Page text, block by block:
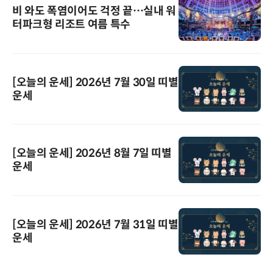
비 와도 폭염이어도 걱정 끝…실내 워
터파크형 리조트 여름 특수
[오늘의 운세] 2026년 7월 30일 띠별
운세
[오늘의 운세] 2026년 8월 7일 띠별
운세
[오늘의 운세] 2026년 7월 31일 띠별
운세